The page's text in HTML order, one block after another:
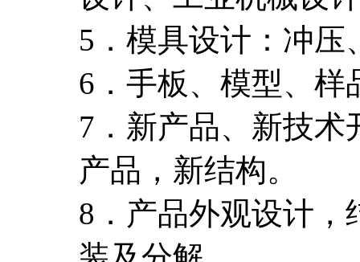
5．模具设计：冲
6．手板、模型、样
7．新产品、新技
产品，新结构。
8．产品外观设计，